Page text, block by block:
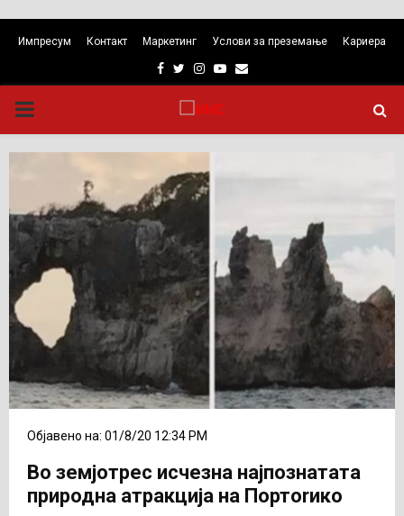
Импресум Контакт Маркетинг Услови за преземање Кариера
Facebook
TwitterInstagram
Youtube
Email
PRIMARY
MENU
Објавено на: 01/8/20 12:34 PM
Во земјотрес исчезна најпознатата
природна атракција на Портоrико